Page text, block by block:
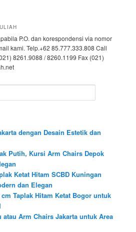
P.O. dan korespondensi via nomor
kami. Telp.+62 85.777.333.808 Call
8261.9088 / 8260.1199 Fax (021)
dengan Desain Estetik dan
Putih, Kursi Arm Chairs Depok
Ketat Hitam SCBD Kuningan
dan Elegan
cm Taplak Hitam Ketat Bogor untuk
atau Arm Chairs Jakarta untuk Area